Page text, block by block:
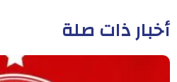
أخبار ذات صلة